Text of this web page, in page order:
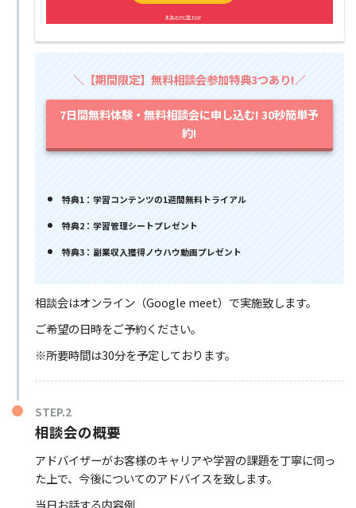
＼【期間限定】無料相談会参加特典3つあり!／
7日間無料体験・無料相談会に申し込む! 30秒簡単予
約!
特典1：学習コンテンツの1週間無料トライアル
特典2：学習管理シートプレゼント
特典3：副業収入獲得ノウハウ動画プレゼント
相談会はオンライン（Google meet）で実施致します。
ご希望の日時をご予約ください。
※所要時間は30分を予定しております。
STEP.2
相談会の概要
アドバイザーがお客様のキャリアや学習の課題を丁寧に伺っ
た上で、今後についてのアドバイスを致します。